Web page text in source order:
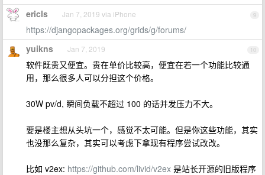
9
ericls Jan 7, 2019 via iPhone
https://djangopackages.org/grids/g/forums/
10
yuikns Jan 7, 2019
软件既贵又便宜。贵在单价比较高，便宜在若一个功能比较通
用，那么很多人可以分担这个价格。
30W pv/d, 瞬间负载不超过 100 的话并发压力不大。
要是楼主想从头坑一个，感觉不太可能。但是你这些功能，其实
也没那么复杂，其实可以考虑下拿现有程序尝试改改。
比如 v2ex: https://github.com/livid/v2ex 是站长开源的旧版程序